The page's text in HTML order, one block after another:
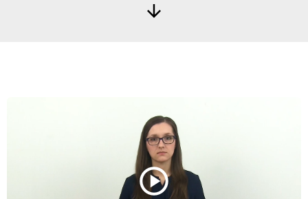
arrow_downward
play_circle